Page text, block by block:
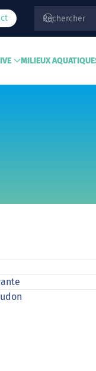
MILIEUX